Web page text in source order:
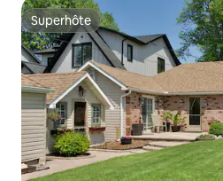
Superhôte
Superhôte